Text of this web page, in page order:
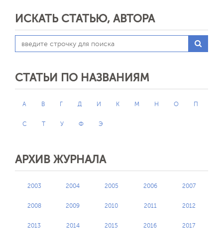
ИСКАТЬ СТАТЬЮ, АВТОРА
СТАТЬИ ПО НАЗВАНИЯМ
А В Г Д И К М Н О П
С Т У Ф Э
АРХИВ ЖУРНАЛА
2003 2004 2005 2006 2007
2008 2009 2010 2011 2012
2013 2014 2015 2016 2017